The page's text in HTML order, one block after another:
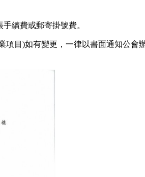
手續費或郵寄掛號費。
目)如有變更，一律以書面通知公會